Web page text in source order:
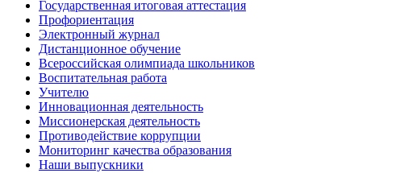
Государственная итоговая аттестация
Профориентация
Электронный журнал
Дистанционное обучение
Всероcсийская олимпиада школьников
Воспитательная работа
Учителю
Инновационная деятельность
Миссионерская деятельность
Противодействие коррупции
Мониторинг качества образования
Наши выпускники